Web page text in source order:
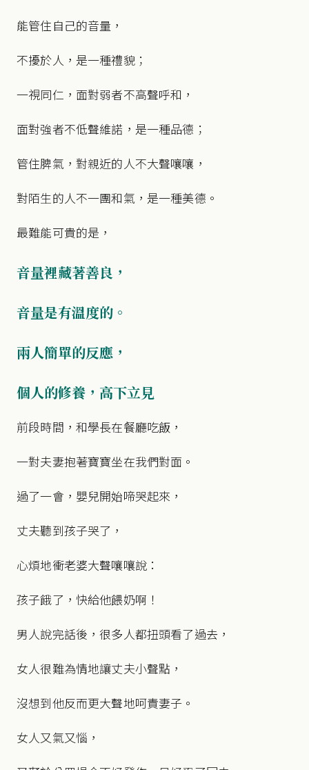
能管住自己的音量，
不擾於人，是一種禮貌；
一視同仁，面對弱者不高聲呼和，
面對強者不低聲維諾，是一種品德；
管住脾氣，對親近的人不大聲嚷嚷，
對陌生的人不一團和氣，是一種美德。
最難能可貴的是，
音量裡藏著善良，
音量是有溫度的。
兩人簡單的反應，
個人的修養，高下立見
前段時間，和學長在餐廳吃飯，
一對夫妻抱著寶寶坐在我們對面。
過了一會，嬰兒開始啼哭起來，
丈夫聽到孩子哭了，
心煩地衝老婆大聲嚷嚷說：
孩子餓了，快給他餵奶啊！
男人說完話後，很多人都扭頭看了過去，
女人很難為情地讓丈夫小聲點，
沒想到他反而更大聲地呵責妻子。
女人又氣又惱，